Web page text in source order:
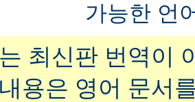
가능한 언
최신판 번역이
용은 영어 문서